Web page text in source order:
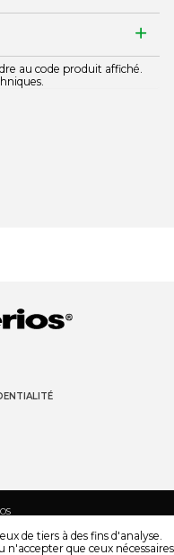
au code produit affiché.
de tiers à des fins d'analyse.
n'accepter que ceux nécessaires